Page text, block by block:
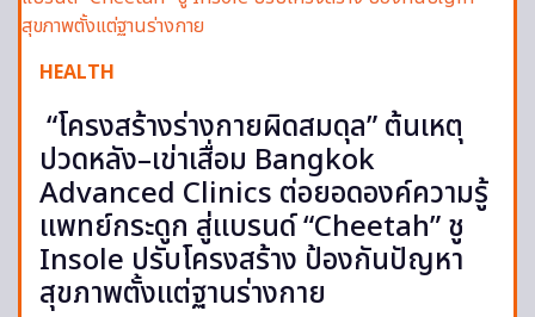
HEALTH
“โครงสร้างร่างกายผิดสมดุล” ต้นเหตุ
ปวดหลัง–เข่าเสื่อม Bangkok
Advanced Clinics ต่อยอดองค์ความรู้
แพทย์กระดูก สู่แบรนด์ “Cheetah” ชู
Insole ปรับโครงสร้าง ป้องกันปัญหา
สุขภาพตั้งแต่ฐานร่างกาย